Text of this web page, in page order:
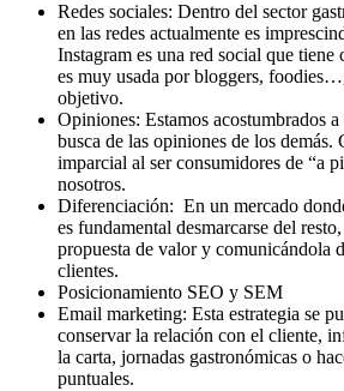
Redes sociales: Dentro del sector
en las redes actualmente es
Instagram es una red social que tiene
es muy usada por bloggers,
objetivo.
Opiniones: Estamos acostumbrados
busca de las opiniones de los
imparcial al ser consumidores de “a
nosotros.
Diferenciación: En un mercado
es fundamental desmarcarse del
propuesta de valor y comunicándola
clientes.
Posicionamiento SEO y SEM
Email marketing: Esta estrategia se
conservar la relación con el cliente,
la carta, jornadas gastronómicas o
puntuales.